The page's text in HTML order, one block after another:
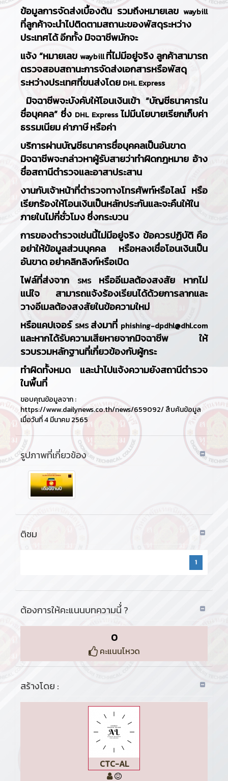
ข้อมูลการจัดส่งเบื้องต้น รวมถึงหมายเลข waybill
ที่ลูกค้าจะนำไปติดตามสถานะของพัสดุระหว่าง
ประเทศได้ อีกทั้ง มิจฉาชีพมักจะ
แจ้ง “หมายเลข waybillที่ไม่มีอยู่จริง ลูกค้าสามารถ
ตรวจสอบสถานะการจัดส่งเอกสารหรือพัสดุ
ระหว่างประเทศที่ขนส่งโดย DHL Express
มิจฉาชีพจะบังคับให้โอนเงินเข้า “บัญชีธนาคารใน
ชื่อบุคคล” ซึ่ง DHL Expressไม่มีนโยบายเรียกเก็บค่า
ธรรมเนียม ค่าภาษี หรือค่า
บริการผ่านบัญชีธนาคารชื่อบุคคลเป็นอันขาด
มิจฉาชีพจะกล่าวหาผู้รับสายว่าทำผิดกฎหมาย อ้าง
ชื่อสถานีตำรวจและอาสาประสาน
งานกับเจ้าหน้าที่ตำรวจทางโทรศัพท์หรือไลน์ หรือ
เรียกร้องให้โอนเงินเป็นหลักประกันและจะคืนให้ใน
ภายในไม่กี่ชั่วโมง ซึ่งกระบวน
การของตำรวจเช่นนี้ไม่มีอยู่จริง ข้อควรปฏิบัติ คือ
อย่าให้ข้อมูลส่วนบุคคล หรือหลงเชื่อโอนเงินเป็น
อันขาด อย่าคลิกลิงก์หรือเปิด
ไฟล์ที่ส่งจาก
SMS หรืออีเมลต้องสงสัย หากไม่
แน่ใจ สามารถแจ้งร้องเรียนได้ด้วยการลากและ
วางอีเมลต้องสงสัยในข้อความใหม่
หรือแคปเจอร์ SMSส่งมาที่ phishing-dpdhl@dhl.com
และหากได้รับความเสียหายจากมิจฉาชีพ ให้
รวบรวมหลักฐานที่เกี่ยวข้องกับผู้กระ
ทำผิดทั้งหมด และนำไปแจ้งความยังสถานีตำรวจ
ในพื้นที่
ขอบคุณข้อมูลจาก :
https://www.dailynews.co.th/news/659092/ สืบค้นข้อมูล
เมื่อวันที่ 4 มีนาคม 2565
รูปภาพที่เกี่ยวข้อง
ติชม
1
ต้องการให้คะแนนบทความนี้่ ?
0
คะแนนโหวด
สร้างโดย :
CTC-AL